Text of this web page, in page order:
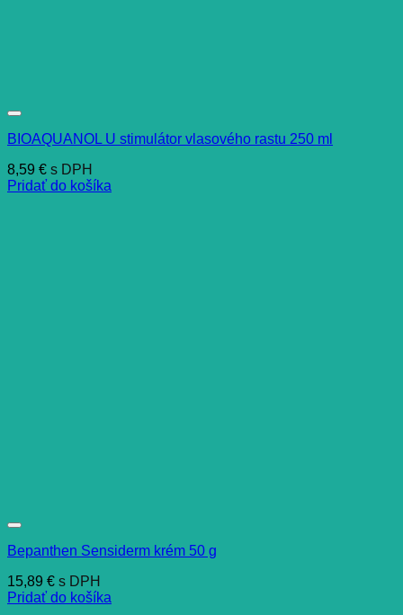
BIOAQUANOL U stimulátor vlasového rastu 250 ml
8,59 € s DPH
Pridať do košíka
Bepanthen Sensiderm krém 50 g
15,89 € s DPH
Pridať do košíka